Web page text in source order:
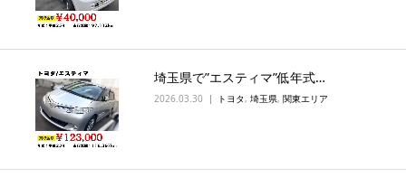
埼玉県で”エスティマ”低年式…
2026.03.30 トヨタ, 埼玉県, 関東エリア